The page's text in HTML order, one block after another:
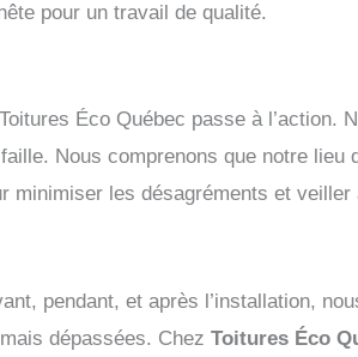
pour un travail de qualité.
Éco Québec passe à l’action.
Nous comprenons que notre lieu
minimiser les désagréments et
pendant, et après l’installation,
dépassées. ChezToitures Éco